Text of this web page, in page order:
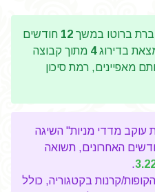
ברוטו במשך 12 חודשים
בדירוג4 מתוך קבוצה
מאפיינים, רמת סיכון
מדדי מניות" השיגה
שלה ב-12 החודשים האחרונים, תשואה
.
קרנות בקטגוריה, כולל